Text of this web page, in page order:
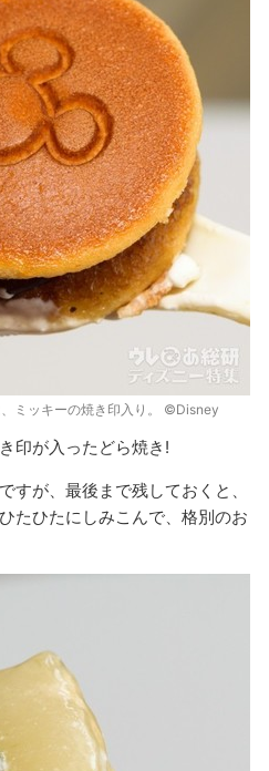
ミッキーの焼き印入り。 ©Disney
印が入ったどら焼き!
すが、最後まで残しておくと、
たひたにしみこんで、格別のお